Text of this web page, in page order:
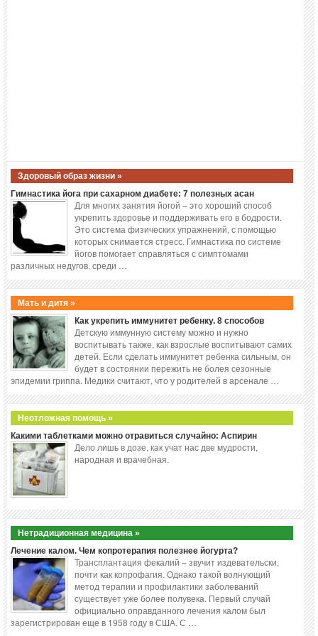
Здоровый образ жизни »
Гимнастика йога при сахарном диабете: 7 полезных асан
Для многих занятия йогой – это хороший способ
укрепить здоровье и поддерживать его в бодрости.
Это система физических упражнений, с помощью
которых снимается стресс. Гимнастика по системе
йогов помогает справляться с симптомами
различных недугов, среди …
Мать и дитя »
Как укрепить иммунитет ребенку. 8 способов
Детскую иммунную систему можно и нужно
воспитывать также, как взрослые воспитывают самих
детей. Если сделать иммунитет ребенка сильным, он
будет в состоянии пережить не болея сезонные
эпидемии гриппа. Медики считают, что у родителей в арсенале …
Неотложная помощь »
Какими таблетками можно отравиться случайно: Аспирин
Дело лишь в дозе, как учат нас две мудрости,
народная и врачебная.
Нетрадиционная медицина »
Лечение калом. Чем копротерапия полезнее йогурта?
Трансплантация фекалий – звучит издевательски,
почти как копрофагия. Однако такой волнующий
метод терапии и профилактики заболеваний
существует уже более полувека. Первый случай
официально оправданного лечения калом был
зарегистрирован еще в 1958 году в США. С …